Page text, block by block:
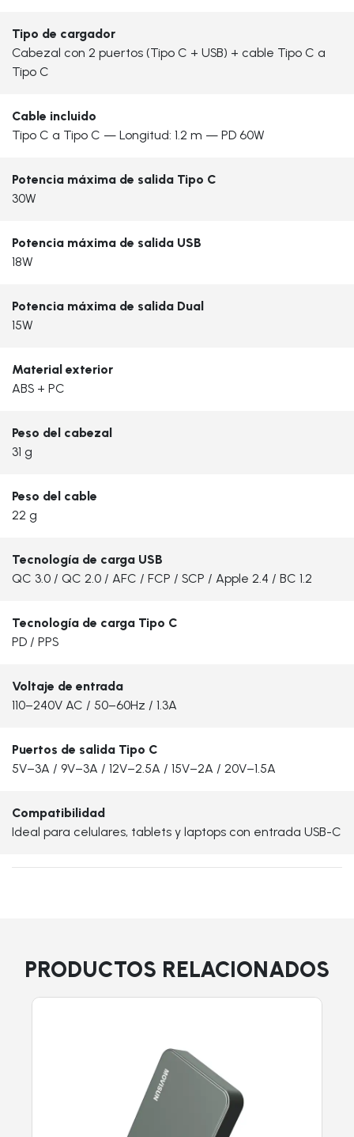
Tipo de cargador
Cabezal con 2 puertos (Tipo C + USB) + cable Tipo C a
Tipo C
Cable incluido
Tipo C a Tipo C — Longitud: 1.2 m — PD 60W
Potencia máxima de salida Tipo C
30W
Potencia máxima de salida USB
18W
Potencia máxima de salida Dual
15W
Material exterior
ABS + PC
Peso del cabezal
31 g
Peso del cable
22 g
Tecnología de carga USB
QC 3.0 / QC 2.0 / AFC / FCP / SCP / Apple 2.4 / BC 1.2
Tecnología de carga Tipo C
PD / PPS
Voltaje de entrada
110–240V AC / 50–60Hz / 1.3A
Puertos de salida Tipo C
5V–3A / 9V–3A / 12V–2.5A / 15V–2A / 20V–1.5A
Compatibilidad
Ideal para celulares, tablets y laptops con entrada USB-C
PRODUCTOS RELACIONADOS